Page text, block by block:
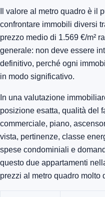
Il valore al metro quadro è il
confrontare immobili diversi
prezzo medio di 1.569 €/m²
generale: non deve essere
definitivo, perché ogni
in modo significativo.
In una valutazione
posizione esatta, qualità del
commerciale, piano,
vista, pertinenze, classe
spese condominiali e
questo due appartamenti
prezzi al metro quadro molto